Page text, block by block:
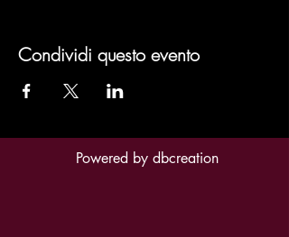
Condividi questo evento
Powered by dbcreation